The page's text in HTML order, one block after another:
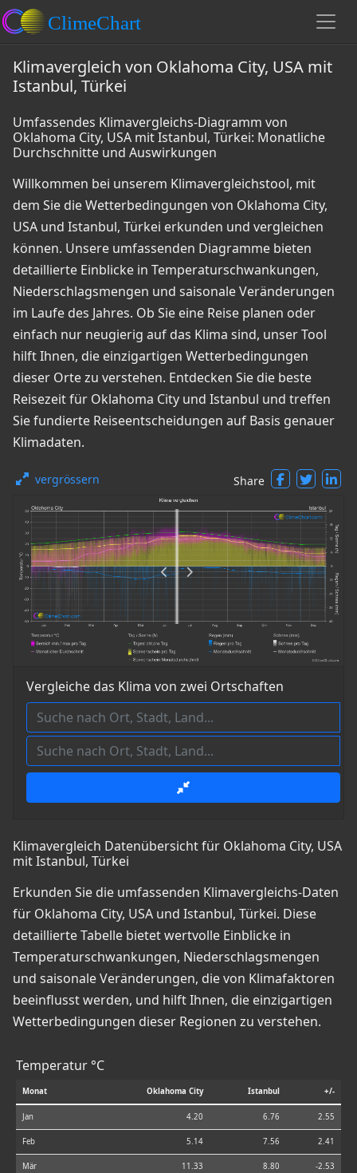
Klimavergleich von Oklahoma City, USA mit
Istanbul, Türkei
Umfassendes Klimavergleichs-Diagramm von
Oklahoma City, USA mit Istanbul, Türkei: Monatliche
Durchschnitte und Auswirkungen
Willkommen bei unserem Klimavergleichstool, mit
dem Sie die Wetterbedingungen von Oklahoma City,
USA und Istanbul, Türkei erkunden und vergleichen
können. Unsere umfassenden Diagramme bieten
detaillierte Einblicke in Temperaturschwankungen,
Niederschlagsmengen und saisonale Veränderungen
im Laufe des Jahres. Ob Sie eine Reise planen oder
einfach nur neugierig auf das Klima sind, unser Tool
hilft Ihnen, die einzigartigen Wetterbedingungen
dieser Orte zu verstehen. Entdecken Sie die beste
Reisezeit für Oklahoma City und Istanbul und treffen
Sie fundierte Reiseentscheidungen auf Basis genauer
Klimadaten.
vergrössern Share
Vergleiche das Klima von zwei Ortschaften
Klimavergleich Datenübersicht für Oklahoma City, USA
mit Istanbul, Türkei
Erkunden Sie die umfassenden Klimavergleichs-Daten
für Oklahoma City, USA und Istanbul, Türkei. Diese
detaillierte Tabelle bietet wertvolle Einblicke in
Temperaturschwankungen, Niederschlagsmengen
und saisonale Veränderungen, die von Klimafaktoren
beeinflusst werden, und hilft Ihnen, die einzigartigen
Wetterbedingungen dieser Regionen zu verstehen.
Temperatur °C
Monat Oklahoma City Istanbul +/-
Jan 4.20 6.76 2.55
Feb 5.14 7.56 2.41
Mär 11.33 8.80 -2.53